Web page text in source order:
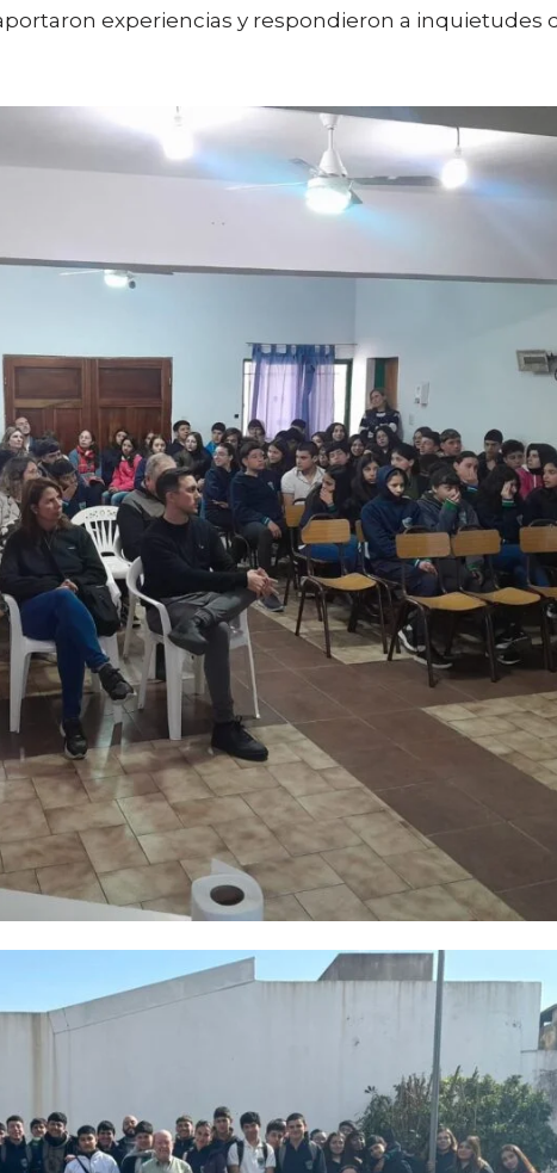
experiencias y respondieron a inquietudes